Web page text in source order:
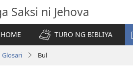
Saksi ni Jehova
HOME
TURO NG BIBLIYA
Glosari Bul